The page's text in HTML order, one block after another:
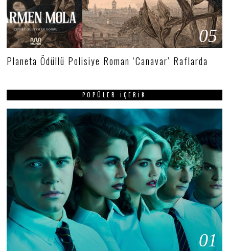
05
Planeta Ödüllü Polisiye Roman ‘Canavar’ Raflarda
POPÜLER İÇERIK
01